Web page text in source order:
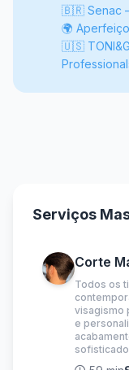
🇧🇷 Senac –
🌍
🇺🇸
Serviços
Corte
Todos os
visagismo
e